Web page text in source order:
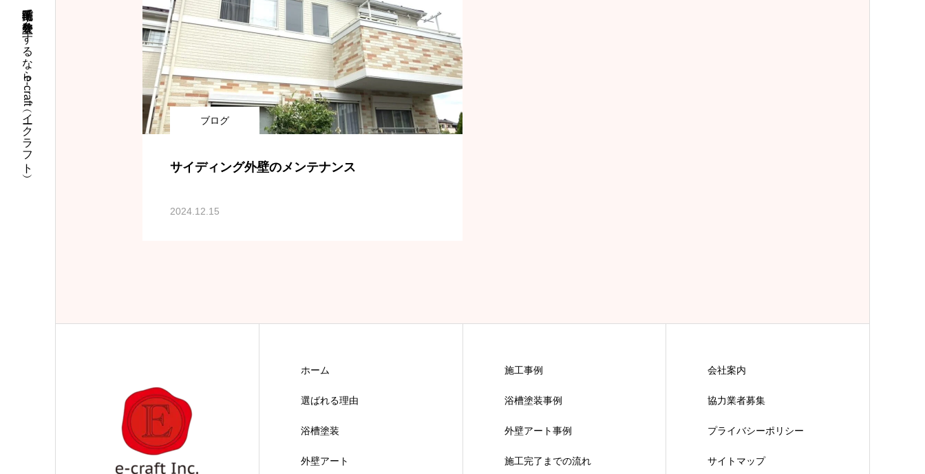
千葉市稲毛区で外壁塗装をするならe-craft（イークラフト） ブログ
サイディング外壁のメンテナンス
2024.12.15
ホーム
選ばれる理由
浴槽塗装
外壁アート
施工事例
浴槽塗装事例
外壁アート事例
施工完了までの流れ
会社案内
協力業者募集
プライバシーポリシー
サイトマップ